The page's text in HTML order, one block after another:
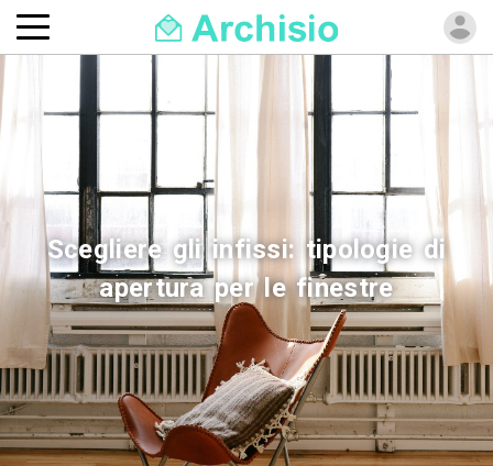
Scegliere gli infissi: tipologie di
apertura per le finestre